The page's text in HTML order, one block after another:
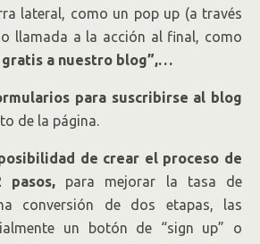
lateral, como un pop up (a través
llamada a la acción al final, como
a nuestro blog”,…
para suscribirse al blog
de la página.
de crear el proceso de
pasos,para mejorar la tasa de
conversión de dos etapas, las
un botón de “sign up” o